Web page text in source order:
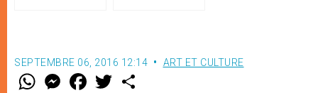
SEPTEMBRE 06, 2016 12:14 ART ET CULTURE
W M
e
F
a w